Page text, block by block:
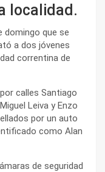
localidad.
domingo que se
a dos jóvenes
correntina de
calles Santiago
Leiva y Enzo
por un auto
como Alan
de seguridad